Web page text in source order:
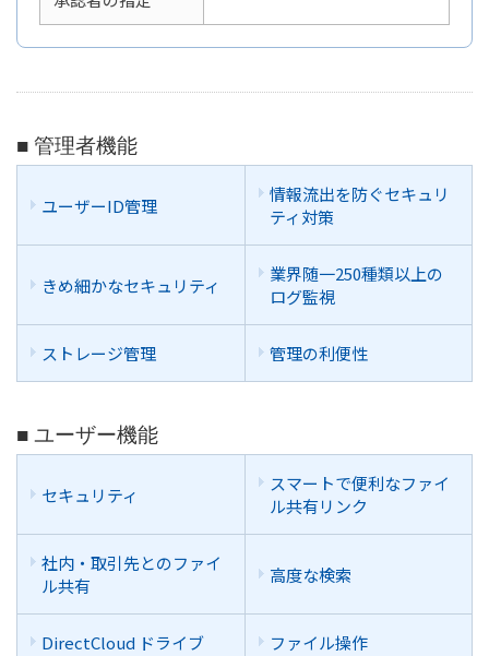
■ 管理者機能
ユーザーID管理
情報流出を防ぐセキュリ
ティ対策
きめ細かなセキュリティ
業界随一250種類以上の
ログ監視
ストレージ管理 管理の利便性
■ ユーザー機能
セキュリティ
スマートで便利なファイ
ル共有リンク
社内・取引先とのファイ
ル共有
高度な検索
DirectCloud ドライブ ファイル操作